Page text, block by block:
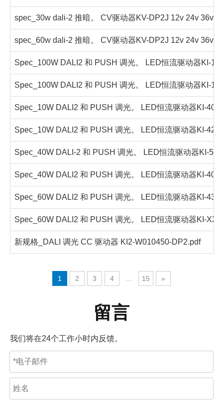
spec_30w dali-2 推暗。 CV驱动器KV-DP2J 12v 24v 36v
spec_60w dali-2 推暗。 CV驱动器KV-DP2J 12v 24v 36v
Spec_100W DALI2 和 PUSH 调光。 LED恒流驱动器KI-
Spec_100W DALI2 和 PUSH 调光。 LED恒流驱动器KI-
Spec_10W DALI2 和 PUSH 调光。 LED恒流驱动器KI-
Spec_10W DALI2 和 PUSH 调光。 LED恒流驱动器KI-
Spec_40W DALI-2 和 PUSH 调光。 LED恒流驱动器KI-
Spec_40W DALI2 和 PUSH 调光。 LED恒流驱动器KI-
Spec_60W DALI2 和 PUSH 调光。 LED恒流驱动器KI-
Spec_60W DALI2 和 PUSH 调光。 LED恒流驱动器KI-
新规格_DALI 调光 CC 驱动器 KI2-W010450-DP2.pdf
1 2 3 4 15 »
留言
我们将在24个工作小时内反馈。